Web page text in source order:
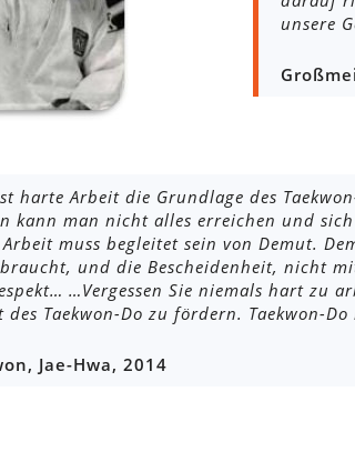
unsere
harte Arbeit die Grundlage des
kann man nicht alles erreichen und
muss begleitet sein von Demut.
und die Bescheidenheit, nicht
…Vergessen Sie niemals hart zu
des Taekwon-Do zu fördern. Taekwon-
Jae-Hwa, 2014